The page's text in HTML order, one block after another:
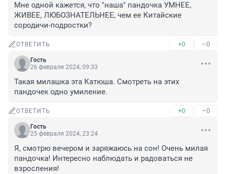
Мне одной кажется, что "наша" пандочка УМНЕЕ,
ЖИВЕЕ, ЛЮБОЗНАТЕЛЬНЕЕ, чем ее Китайские
сородичи-подростки?
ОТВЕТИТЬ +0 –0
Гость
26 февраля 2024, 09:33
Такая милашка эта Катюша. Смотреть на этих
пандочек одно умиление.
ОТВЕТИТЬ +0 –0
Гость
25 февраля 2024, 23:24
Я, смотрю вечером и заряжаюсь на сон! Очень милая
пандочка! Интересно наблюдать и радоваться не
взросления!